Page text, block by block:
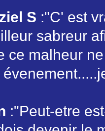
S :"C' est
sabreur
ce malheur
:"Peut-etre